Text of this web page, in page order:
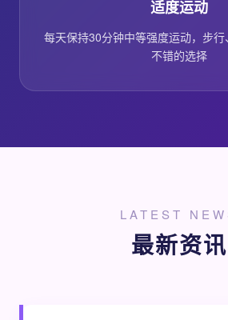
适度运动
每天保持30分钟中等强度运动，步
不错的选择
LATEST
最新资讯